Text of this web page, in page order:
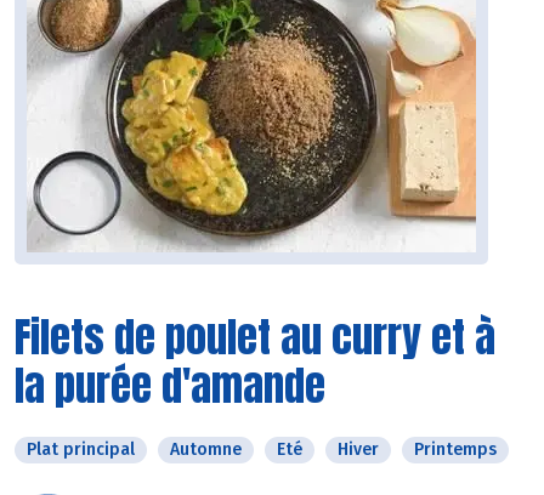
Filets de poulet au curry et à
la purée d'amande
Plat principal Automne Eté Hiver Printemps